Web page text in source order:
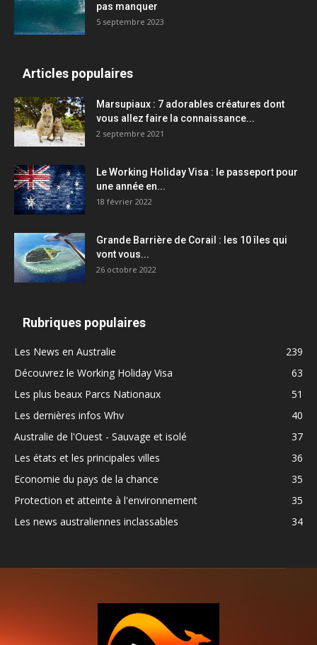
pas manquer
5 septembre 2023
Articles populaires
Marsupiaux : 7 adorables créatures dont
vous allez faire la connaissance...
2 septembre 2021
Le Working Holiday Visa : le passeport pour
une année en...
18 février 2022
Grande Barrière de Corail : les 10 îles qui
vont vous...
26 octobre 2022
Rubriques populaires
Les News en Australie
239
Découvrez le Working Holiday Visa
63
Les plus beaux Parcs Nationaux
51
Les dernières infos Whv
40
Australie de l'Ouest - Sauvage et isolé
37
Les états et les principales villes
36
Economie du pays de la chance
35
Protection et atteinte à l'environnement
35
Les news australiennes inclassables
34